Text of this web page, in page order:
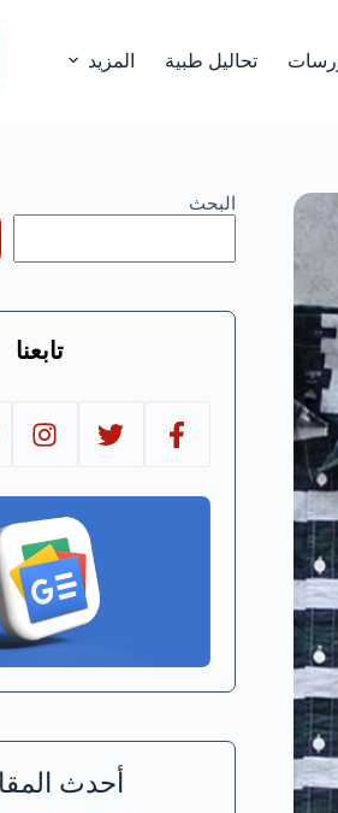
تحاليل طبية المزيد
البحث
تابعنا
أحدث